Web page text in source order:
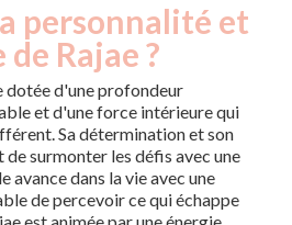
personnalité et
Rajae ?
dotée d'une profondeur
et d'une force intérieure qui
Sa détermination et son
surmonter les défis avec une
avance dans la vie avec une
de percevoir ce qui échappe